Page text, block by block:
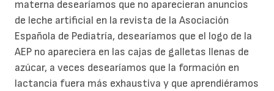
materna desearíamos que no aparecieran anuncios
de leche artificial en la revista de la Asociación
Española de Pediatría, desearíamos que el logo de la
AEP no apareciera en las cajas de galletas llenas de
azúcar, a veces desearíamos que la formación en
lactancia fuera más exhaustiva y que aprendiéramos